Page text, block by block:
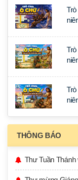
THÔNG BÁO
Thư Tuần